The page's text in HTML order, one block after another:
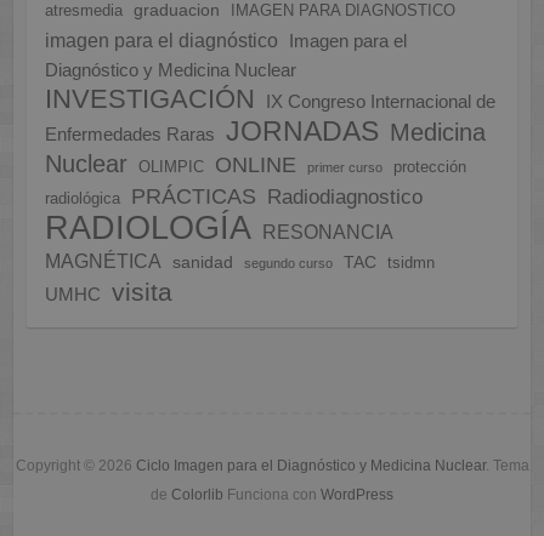
atresmedia
graduacion IMAGEN PARA DIAGNOSTICO
imagen para el diagnóstico
Imagen para el
Diagnóstico y Medicina Nuclear
INVESTIGACIÓN
IX Congreso Internacional de
Enfermedades Raras
JORNADAS Medicina
Nuclear
OLIMPIC ONLINE primer curso
protección
radiológica
PRÁCTICAS Radiodiagnostico
RADIOLOGÍA
RESONANCIA
MAGNÉTICA
sanidad segundo curso TAC tsidmn
UMHC visita
Copyright © 2026 Ciclo Imagen para el Diagnóstico y Medicina Nuclear. Tema
de Colorlib Funciona con WordPress